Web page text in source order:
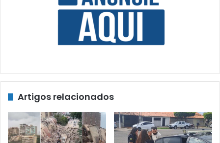
Artigos relacionados